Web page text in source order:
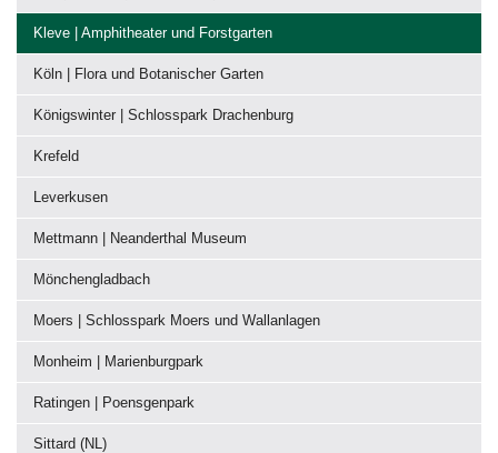
Kleve | Amphitheater und Forstgarten
Köln | Flora und Botanischer Garten
Königswinter | Schlosspark Drachenburg
Krefeld
Leverkusen
Mettmann | Neanderthal Museum
Mönchengladbach
Moers | Schlosspark Moers und Wallanlagen
Monheim | Marienburgpark
Ratingen | Poensgenpark
Sittard (NL)